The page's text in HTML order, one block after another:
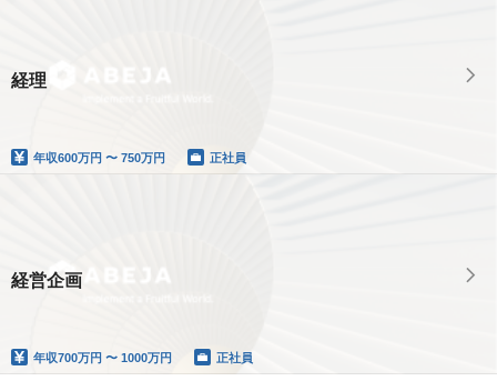
経理
年収600万円 〜 750万円 正社員
経営企画
年収700万円 〜 1000万円 正社員